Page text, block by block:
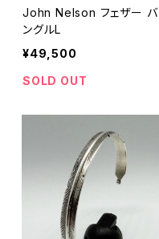
John Nelson フェザー バ
ングルL
¥49,500
SOLD OUT